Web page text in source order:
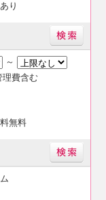
り
～
理費含む
無料